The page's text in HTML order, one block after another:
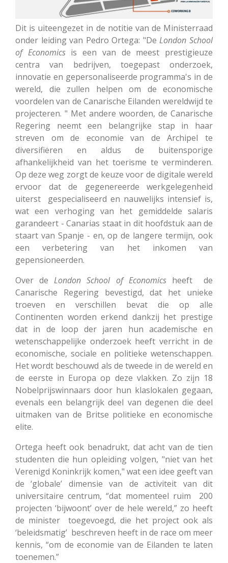
Dit is uiteengezet in de notitie van de Ministerraad
onder leiding van Pedro Ortega: "DeLondon School
of Economicsis een van de meest prestigieuze
centra van bedrijven, toegepast onderzoek,
innovatie en gepersonaliseerde programma's in de
wereld, die zullen helpen om de economische
voordelen van de Canarische Eilanden wereldwijd te
projecteren. " Met andere woorden, de Canarische
Regering neemt een belangrijke stap in haar
streven om de economie van de Archipel te
diversifiëren en aldus de buitensporige
afhankelijkheid van het toerisme te verminderen.
Op deze weg zorgt de keuze voor de digitale wereld
ervoor dat de gegenereerde werkgelegenheid
uiterst gespecialiseerd en nauwelijks intensief is,
wat een verhoging van het gemiddelde salaris
garandeert - Canarias staat in dit hoofdstuk aan de
staart van Spanje - en, op de langere termijn, ook
een verbetering van het inkomen van
gepensioneerden.
Over deLondon School of Economicsheeft de
Canarische Regering bevestigd, dat het unieke
troeven en verschillen bevat die op alle
Continenten worden erkend dankzij het prestige
dat in de loop der jaren hun academische en
wetenschappelijke onderzoek heeft verricht in de
economische, sociale en politieke wetenschappen.
Het wordt beschouwd als de tweede in de wereld en
de eerste in Europa op deze vlakken. Zo zijn 18
Nobelprijswinnaars door hun klaslokalen gegaan,
evenals een belangrijk deel van degenen die deel
uitmaken van de Britse politieke en economische
elite.
Ortega heeft ook benadrukt, dat acht van de tien
studenten die hun opleiding volgen, "niet van het
Verenigd Koninkrijk komen," wat een idee geeft van
de ‘globale’ dimensie van de activiteit van dit
universitaire centrum, “dat momenteel ruim 200
projecten ‘bijwoont’ over de hele wereld,” zo heeft
de minister toegevoegd, die het project ook als
‘beleidsmatig’ beschreven heeft in de race om meer
kennis, “om de economie van de Eilanden te laten
toenemen.”